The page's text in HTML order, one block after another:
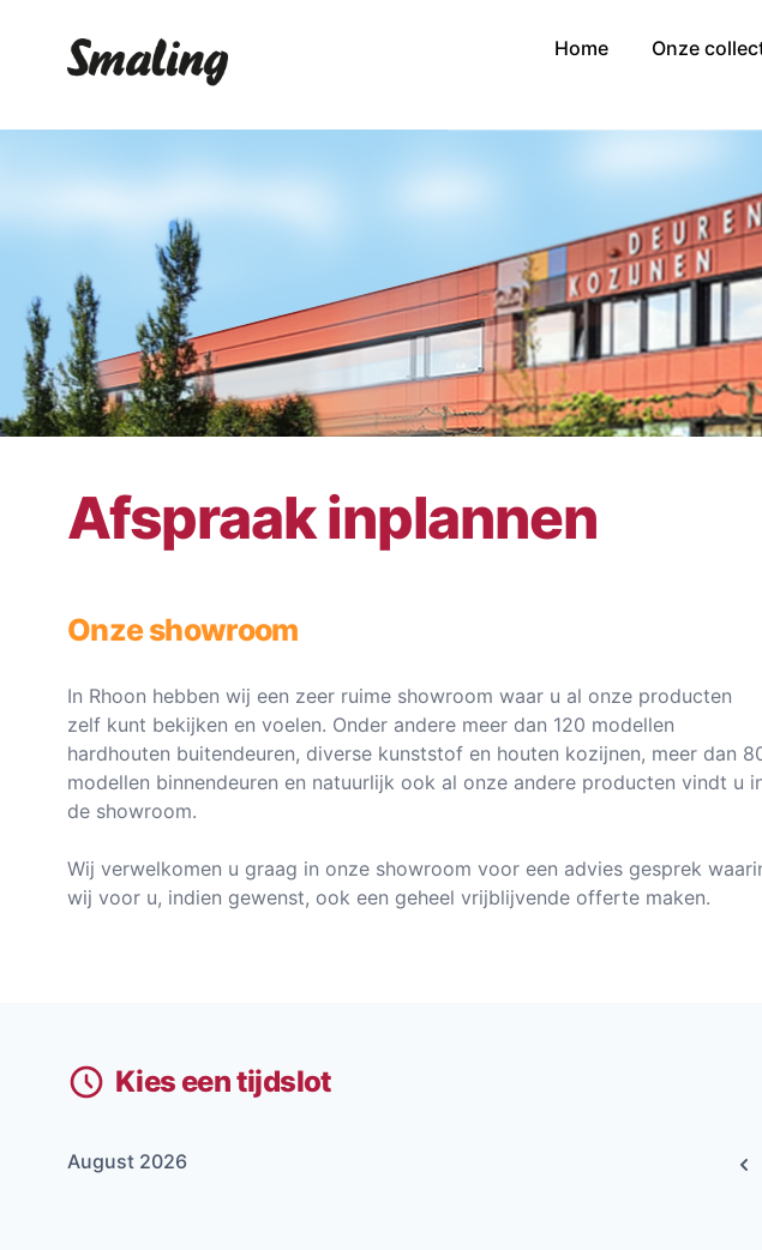
Home Onze
Afspraak inplannen
Onze showroom
In Rhoon hebben wij een zeer ruime showroom waar u al onze producten
zelf kunt bekijken en voelen. Onder andere meer dan 120 modellen
hardhouten buitendeuren, diverse kunststof en houten kozijnen, meer dan
modellen binnendeuren en natuurlijk ook al onze andere producten vindt u
de showroom.
Wij verwelkomen u graag in onze showroom voor een advies gesprek
wij voor u, indien gewenst, ook een geheel vrijblijvende offerte maken.
Kies een tijdslot
August 2026